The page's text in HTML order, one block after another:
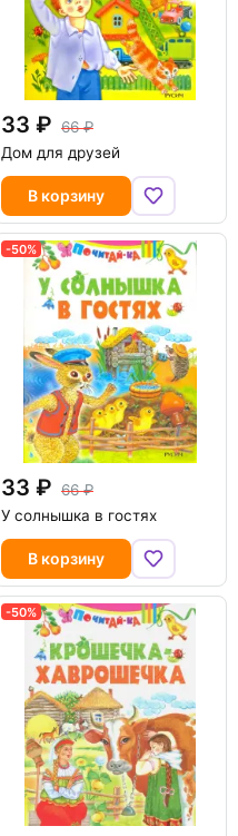
33
66
Дом для друзей
В корзину
-50%
33
66
У солнышка в гостях
В корзину
-50%